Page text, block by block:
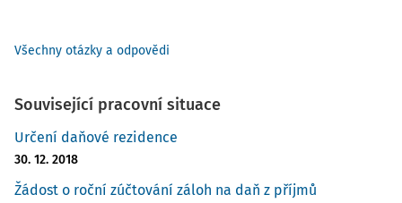
Všechny otázky a odpovědi
Související pracovní situace
Určení daňové rezidence
30. 12. 2018
Žádost o roční zúčtování záloh na daň z příjmů